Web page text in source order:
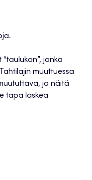
jonka
muuttuessa
ja näitä
tapa laskea